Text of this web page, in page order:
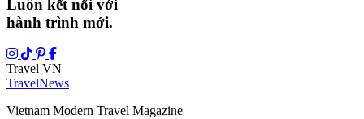
Luôn kết nối với
hành trình mới.
Travel VN
TravelNews
Vietnam Modern Travel Magazine